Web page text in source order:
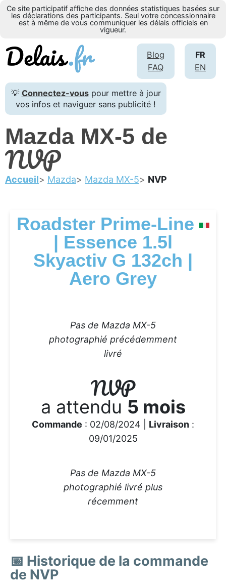
Ce site participatif affiche des données statistiques basées sur
les déclarations des participants. Seul votre concessionnaire
est à même de vous communiquer les délais officiels en
vigueur.
FR
EN
Blog
FAQ
💡 Connectez-vouspour mettre à jour
vos infos et naviguer sans publicité !
Mazda MX-5 de
NVP
Accueil Mazda Mazda MX-5 NVP
Roadster Prime-Line
| Essence 1.5l
Skyactiv G 132ch |
Aero Grey
Pas de Mazda MX-5
photographié précédemment
livré
NVP
a attendu 5 mois
Commande : 02/08/2024 | Livraison :
09/01/2025
Pas de Mazda MX-5
photographié livré plus
récemment
📅 Historique de la commande
de NVP